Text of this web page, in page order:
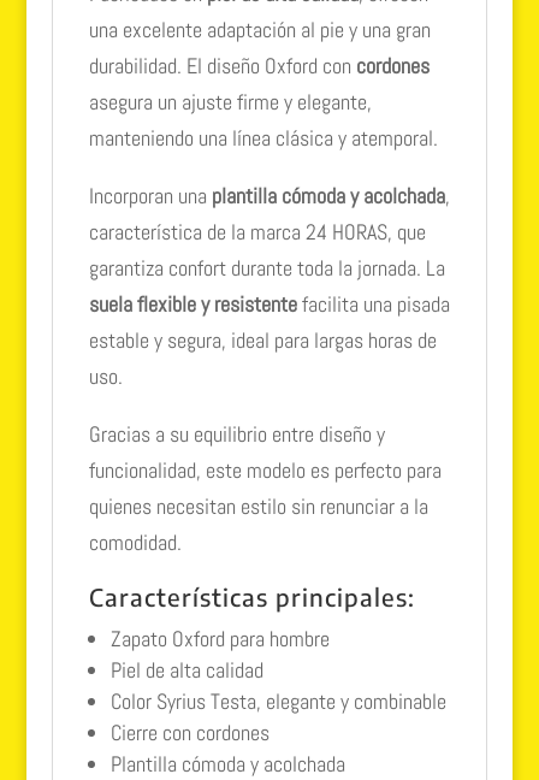
una excelente adaptación al pie y una gran
durabilidad. El diseño Oxford con cordones
asegura un ajuste firme y elegante,
manteniendo una línea clásica y atemporal.
Incorporan una plantilla cómoda y acolchada,
característica de la marca 24 HORAS, que
garantiza confort durante toda la jornada. La
suela flexible y resistentefacilita una pisada
estable y segura, ideal para largas horas de
uso.
Gracias a su equilibrio entre diseño y
funcionalidad, este modelo es perfecto para
quienes necesitan estilo sin renunciar a la
comodidad.
Características principales:
Zapato Oxford para hombre
Piel de alta calidad
Color Syrius Testa, elegante y combinable
Cierre con cordones
Plantilla cómoda y acolchada